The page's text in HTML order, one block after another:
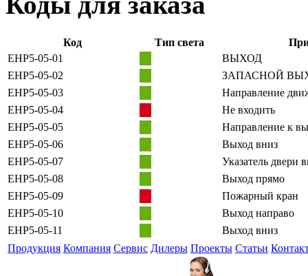
Код Тип света
EHP5-05-01
ВЫХОД
EHP5-05-02
ЗАПАСНОЙ
EHP5-05-03
Направление
EHP5-05-04
Не входить
EHP5-05-05
Направление к
EHP5-05-06
Выход вниз
EHP5-05-07
Указатель двери
EHP5-05-08
Выход прямо
EHP5-05-09
Пожарный кран
EHP5-05-10
Выход направо
EHP5-05-11
Выход вниз
Продукция Компания Сервис Дилеры Проекты Статьи